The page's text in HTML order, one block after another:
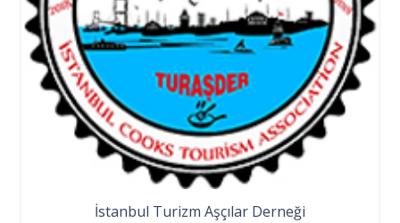
İstanbul Turizm Aşçılar Derneği